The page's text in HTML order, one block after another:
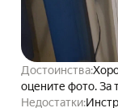
Достоинства:
оцените фото. За
Недостатки: